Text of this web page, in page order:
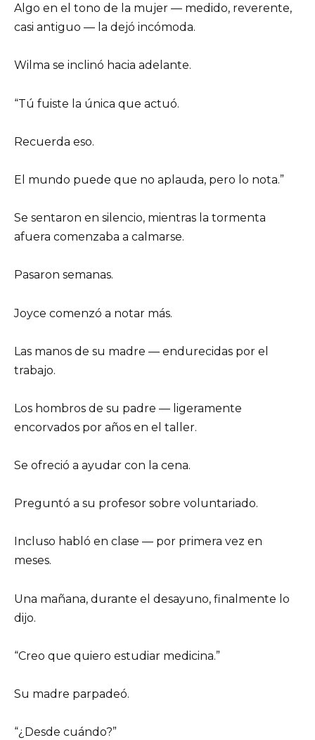
Algo en el tono de la mujer — medido, reverente,
casi antiguo — la dejó incómoda.
Wilma se inclinó hacia adelante.
“Tú fuiste la única que actuó.
Recuerda eso.
El mundo puede que no aplauda, pero lo nota.”
Se sentaron en silencio, mientras la tormenta
afuera comenzaba a calmarse.
Pasaron semanas.
Joyce comenzó a notar más.
Las manos de su madre — endurecidas por el
trabajo.
Los hombros de su padre — ligeramente
encorvados por años en el taller.
Se ofreció a ayudar con la cena.
Preguntó a su profesor sobre voluntariado.
Incluso habló en clase — por primera vez en
meses.
Una mañana, durante el desayuno, finalmente lo
dijo.
“Creo que quiero estudiar medicina.”
Su madre parpadeó.
“¿Desde cuándo?”